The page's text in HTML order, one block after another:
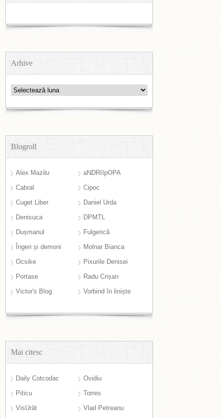
Arhive
Arhive
Blogroll
Alex Mazilu
aNDRIIpOPA
Cabral
Cipoc
Cuget Liber
Daniel Urda
Denisuca
DPMTL
Dușmanul
Fulgerică
Îngeri și demoni
Molnar Bianca
Ocsike
Pixurile Denisei
Portase
Radu Crișan
Victor's Blog
Vorbind în liniște
Mai citesc
Daily Cotcodac
Ovidiu
Piticu
Torres
VisUrât
Vlad Petreanu